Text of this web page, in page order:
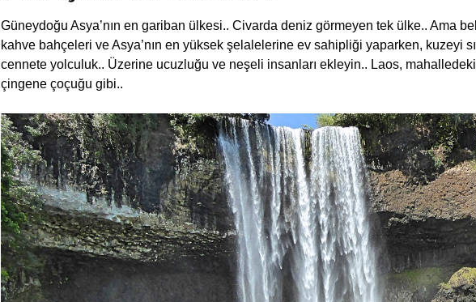
Güneydoğu Asya’nın en gariban ülkesi.. Civarda deniz görmeyen tek ülke.. Ama
kahve bahçeleri ve Asya’nın en yüksek şelalelerine ev sahipliği yaparken, kuzeyi
cennete yolculuk.. Üzerine ucuzluğu ve neşeli insanları ekleyin.. Laos,
çingene çoçuğu gibi..